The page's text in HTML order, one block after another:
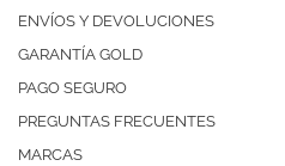
ENVÍOS Y DEVOLUCIONES
GARANTÍA GOLD
PAGO SEGURO
PREGUNTAS FRECUENTES
MARCAS